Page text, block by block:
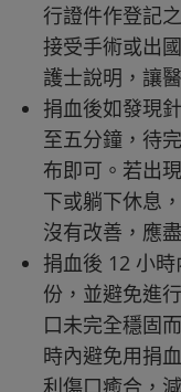
行證件作登記
接受手術或出
護士說明，讓
捐血後如發現
至五分鐘，待
布即可。若出
下或躺下休息
沒有改善，應
捐血後 12 小
份，並避免進
口未完全穩固
時內避免用捐